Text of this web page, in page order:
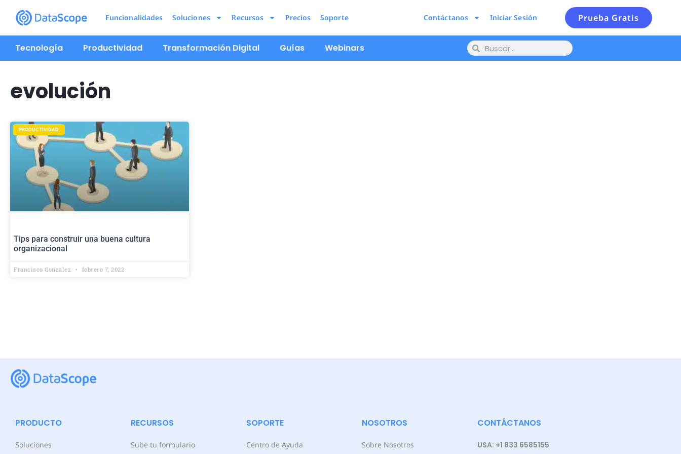
Funcionalidades Soluciones Recursos Precios Soporte Contáctanos Iniciar Sesión Prueba Gratis
Tecnología Productividad Transformación Digital Guías Webinars
evolución
PRODUCTIVIDAD
Tips para construir una buena cultura
organizacional
Francisco Gonzalez febrero 7, 2022
PRODUCTO
Soluciones
RECURSOS
Sube tu formulario
SOPORTE
Centro de Ayuda
NOSOTROS
Sobre Nosotros
CONTÁCTANOS
USA: +1 833 6585155